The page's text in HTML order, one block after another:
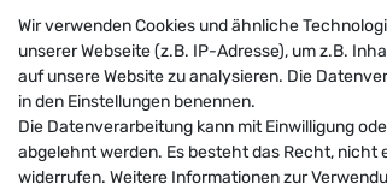
Wir verwenden Cookies und ähnliche
unserer Webseite (z.B. IP-Adresse), um z.B.
auf unsere Website zu analysieren. Die
in den Einstellungen benennen.
Die Datenverarbeitung kann mit Einwilligung
abgelehnt werden. Es besteht das Recht, nicht
widerrufen. Weitere Informationen zur